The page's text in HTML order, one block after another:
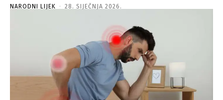
NARODNI LIJEK - 28. SIJEČNJA 2026.